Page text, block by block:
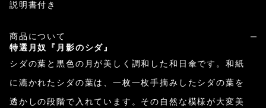
説明書付き
商品について
特選月奴『月影のシダ』
シダの葉と黒色の月が美しく調和した和日傘です。和紙
に漉かれたシダの葉は、一枚一枚手摘みしたシダの葉を
透かしの段階で入れています。その自然な模様が大変美